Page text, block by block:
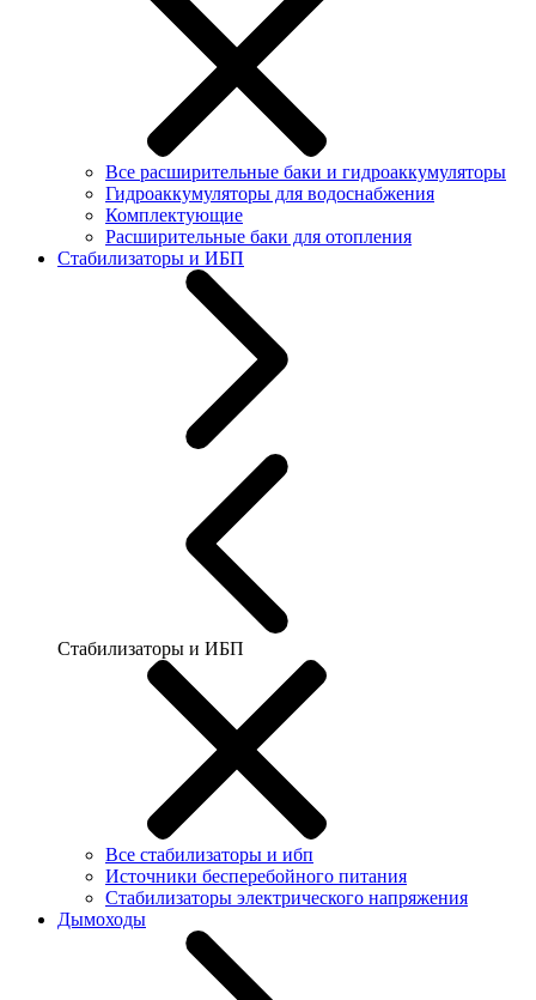
Все расширительные баки и гидроаккумуляторы
Гидроаккумуляторы для водоснабжения
Комплектующие
Расширительные баки для отопления
Стабилизаторы и ИБП
Стабилизаторы и ИБП
Все стабилизаторы и ибп
Источники бесперебойного питания
Стабилизаторы электрического напряжения
Дымоходы